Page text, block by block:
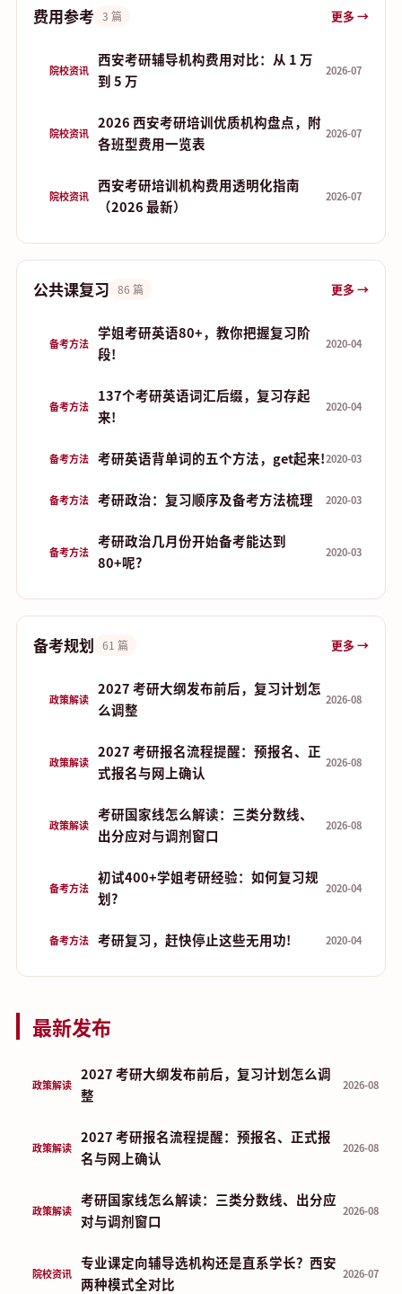
费用参考 3 篇 更多 →
院校资讯
西安考研辅导机构费用对比：从 1 万
到 5 万
2026-07
院校资讯
2026 西安考研培训优质机构盘点，附
各班型费用一览表
2026-07
院校资讯
西安考研培训机构费用透明化指南
（2026 最新）
2026-07
公共课复习 86 篇 更多 →
备考方法
学姐考研英语80+，教你把握复习阶
段!
2020-04
备考方法
137个考研英语词汇后缀，复习存起
来!
2020-04
备考方法 考研英语背单词的五个方法，get起来!2020-03
备考方法 考研政治：复习顺序及备考方法梳理 2020-03
备考方法
考研政治几月份开始备考能达到
80+呢?
2020-03
备考规划 61 篇 更多 →
政策解读
2027 考研大纲发布前后，复习计划怎
么调整
2026-08
政策解读
2027 考研报名流程提醒：预报名、正
式报名与网上确认
2026-08
政策解读
考研国家线怎么解读：三类分数线、
出分应对与调剂窗口
2026-08
备考方法
初试400+学姐考研经验：如何复习规
划?
2020-04
备考方法 考研复习，赶快停止这些无用功! 2020-04
最新发布
政策解读
2027 考研大纲发布前后，复习计划怎么调
整
2026-08
政策解读
2027 考研报名流程提醒：预报名、正式报
名与网上确认
2026-08
政策解读
考研国家线怎么解读：三类分数线、出分应
对与调剂窗口
2026-08
院校资讯
专业课定向辅导选机构还是直系学长？西安
两种模式全对比
2026-07